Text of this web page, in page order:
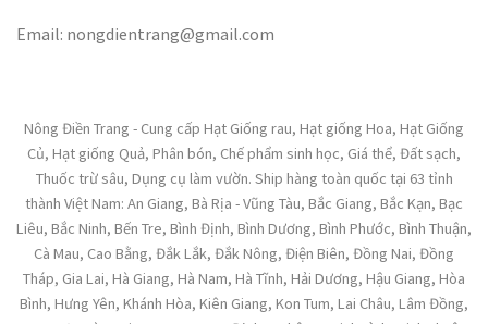
Email: nongdientrang@gmail.com
Nông Điền Trang - Cung cấp Hạt Giống rau, Hạt giống Hoa, Hạt Giống
Củ, Hạt giống Quả, Phân bón, Chế phẩm sinh học, Giá thể, Đất sạch,
Thuốc trừ sâu, Dụng cụ làm vườn. Ship hàng toàn quốc tại 63 tỉnh
thành Việt Nam: An Giang, Bà Rịa - Vũng Tàu, Bắc Giang, Bắc Kạn, Bạc
Liêu, Bắc Ninh, Bến Tre, Bình Định, Bình Dương, Bình Phước, Bình Thuận,
Cà Mau, Cao Bằng, Đắk Lắk, Đắk Nông, Điện Biên, Đồng Nai, Đồng
Tháp, Gia Lai, Hà Giang, Hà Nam, Hà Tĩnh, Hải Dương, Hậu Giang, Hòa
Bình, Hưng Yên, Khánh Hòa, Kiên Giang, Kon Tum, Lai Châu, Lâm Đồng,